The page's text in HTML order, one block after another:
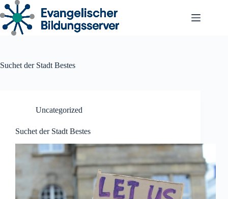
Zum
Inhalt
springen
Suchet der Stadt Bestes
Uncategorized
Suchet der Stadt Bestes